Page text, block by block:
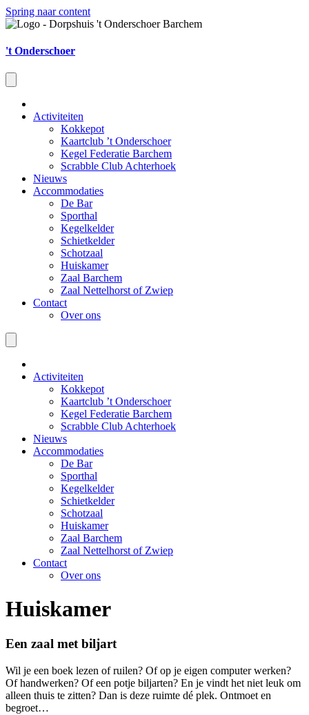
Spring naar content
't Onderschoer
Activiteiten
Kokkepot
Kaartclub ’t Onderschoer
Kegel Federatie Barchem
Scrabble Club Achterhoek
Nieuws
Accommodaties
De Bar
Sporthal
Kegelkelder
Schietkelder
Schotzaal
Huiskamer
Zaal Barchem
Zaal Nettelhorst of Zwiep
Contact
Over ons
Activiteiten
Kokkepot
Kaartclub ’t Onderschoer
Kegel Federatie Barchem
Scrabble Club Achterhoek
Nieuws
Accommodaties
De Bar
Sporthal
Kegelkelder
Schietkelder
Schotzaal
Huiskamer
Zaal Barchem
Zaal Nettelhorst of Zwiep
Contact
Over ons
Huiskamer
Een zaal met biljart
Wil je een boek lezen of ruilen? Of op je eigen computer werken?
Of handwerken? Of een potje biljarten? En je vindt het niet leuk om
alleen thuis te zitten? Dan is deze ruimte dé plek. Ontmoet en
begroet…